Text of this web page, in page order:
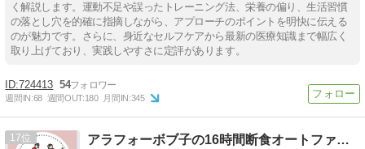
く解説します。運動不足や誤ったトレーニング法、栄養の偏り、生活習慣
の落とし穴を的確に指摘しながら、アプローチのポイントを明快に伝える
のが魅力です。さらに、身近なセルフケアから最新の医療知識まで幅広く
取り上げており、実践しやすさに定評があります。
724413 54
週間IN:68 週間OUT:180 月間IN:345
17 アラフォーボブ子の16時間断食オートファジーダイエット